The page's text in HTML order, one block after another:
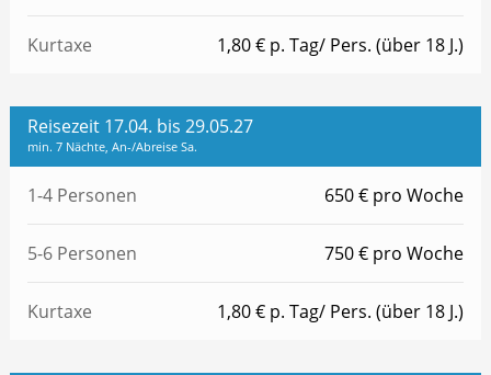
Kurtaxe 1,80 € p. Tag/ Pers. (über 18 J.)
Reisezeit 17.04. bis 29.05.27
min. 7 Nächte, An-/Abreise Sa.
1-4 Personen 650 € pro Woche
5-6 Personen 750 € pro Woche
Kurtaxe 1,80 € p. Tag/ Pers. (über 18 J.)